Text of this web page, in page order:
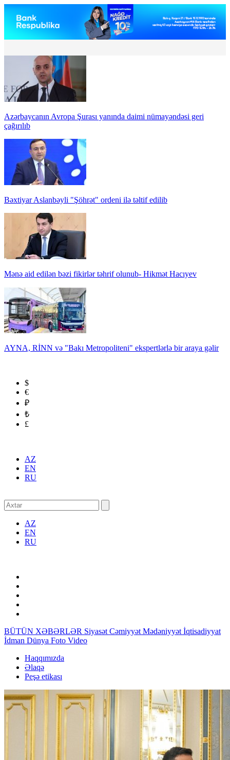
Azərbaycanın Avropa Şurası yanında daimi nümayəndəsi geri
çağırılıb
Bəxtiyar Aslanbəyli "Şöhrət" ordeni ilə təltif edilib
Mənə aid edilən bəzi fikirlər təhrif olunub- Hikmət Hacıyev
AYNA, RİNN və "Bakı Metropoliteni" ekspertlərlə bir araya gəlir
$
€
₽
₺
£
AZ
EN
RU
AZ
EN
RU
BÜTÜN XƏBƏRLƏR Siyasət Cəmiyyət Mədəniyyət İqtisadiyyat
İdman Dünya Foto Video
Haqqımızda
Əlaqə
Peşə etikası